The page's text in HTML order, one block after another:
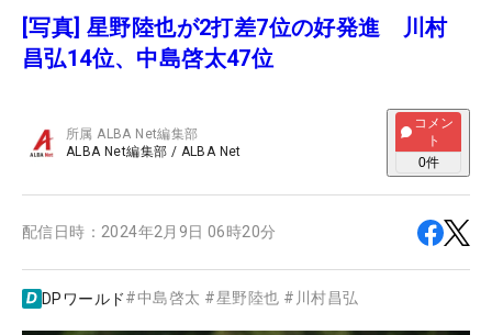
[写真] 星野陸也が2打差7位の好発進 川村
昌弘14位、中島啓太47位
所属ALBA Net編集部
ALBA Net編集部 / ALBA Net
コメン
ト
0件
配信日時： 2024年2月9日 06時20分
DPワールド#中島啓太 #星野陸也 # 川村昌弘